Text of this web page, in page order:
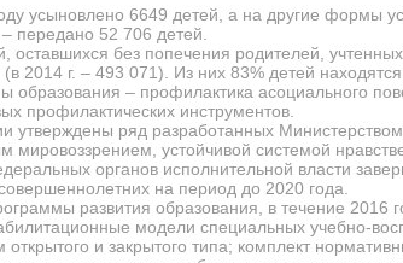
усыновлено 6649 детей , а на другие формы
передано 52 706 детей.
оставшихся без попечения родителей,
2014 г. – 493 071). Из них 83% детей
образования – профилактика асоциального
профилактических инструментов.
ряд разработанных Министерством
устойчивой системой
органов исполнительной власти
на период до 2020 года.
развития образования, в течение 2016
модели специальных учебно-
и закрытого типа; комплект